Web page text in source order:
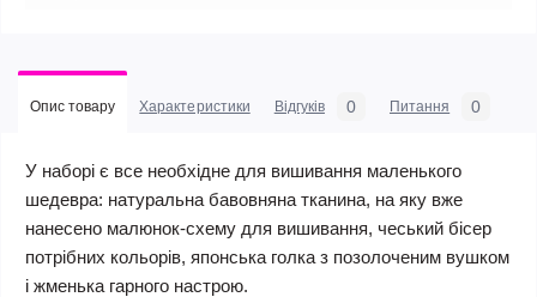
Опис товару Характеристики Відгуків 0 Питання 0
У наборі є все необхідне для вишивання маленького
шедевра: натуральна бавовняна тканина, на яку вже
нанесено малюнок-схему для вишивання, чеський бісер
потрібних кольорів, японська голка з позолоченим вушком
і жменька гарного настрою.